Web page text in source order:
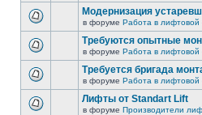
Модернизация
в форуме Работа в лифтовой
Требуются опытные
в форуме Работа в лифтовой
Требуется бригада
в форуме Работа в лифтовой
Лифты от Standart Lift
в форуме Производители